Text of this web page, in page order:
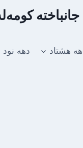
جانباخته
هشتاد دهه نود